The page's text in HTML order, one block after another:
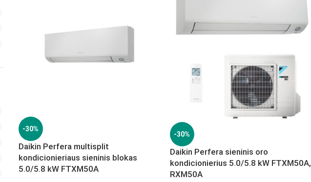
-30%
Daikin Perfera multisplit
kondicionieriaus sieninis blokas
5.0/5.8 kW FTXM50A
-30%
Daikin Perfera sieninis oro
kondicionierius 5.0/5.8 kW FTXM50A,
RXM50A